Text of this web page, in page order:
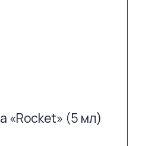
«Rocket» (5 мл)